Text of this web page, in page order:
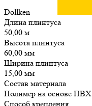
Dollken
Длина плинтуса
50,00 м
Высота плинтуса
60,00 мм
Ширина плинтуса
15,00 мм
Состав материала
Полимер на основе ПВХ
Способ крепления